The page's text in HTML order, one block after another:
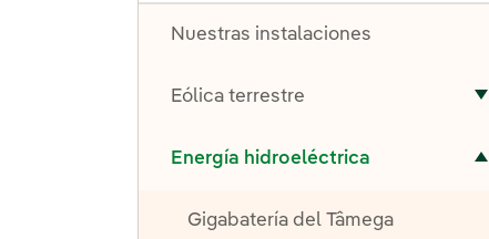
Nuestras instalaciones
Eólica terrestre
Energía hidroeléctrica
Gigabatería del Tâmega